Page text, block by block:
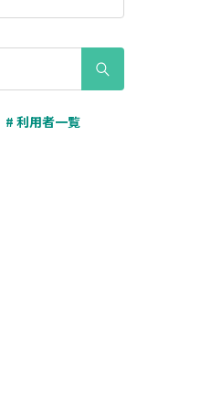
# 利用者一覧